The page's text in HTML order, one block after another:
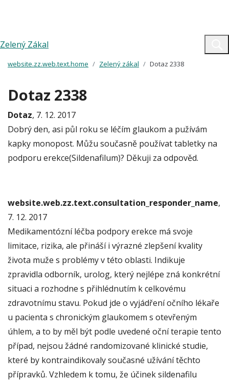
Zelený Zákal
website.zz.web.text.home Zelený zákal Dotaz 2338
Dotaz 2338
Dotaz, 7. 12. 2017
Dobrý den, asi půl roku se léčím glaukom a pužívám
kapky monopost. Můžu současně používat tabletky na
podporu erekce(Sildenafilum)? Děkuji za odpověd.
website.web.zz.text.consultation_responder_name,
7. 12. 2017
Medikamentózní léčba podpory erekce má svoje
limitace, rizika, ale přináší i výrazné zlepšení kvality
života muže s problémy v této oblasti. Indikuje
zpravidla odborník, urolog, který nejlépe zná konkrétní
situaci a rozhodne s přihlédnutím k celkovému
zdravotnímu stavu. Pokud jde o vyjádření očního lékaře
u pacienta s chronickým glaukomem s otevřeným
úhlem, a to by měl být podle uvedené oční terapie tento
případ, nejsou žádné randomizované klinické studie,
které by kontraindikovaly současné užívání těchto
přípravků. Vzhledem k tomu, že účinek sildenafilu